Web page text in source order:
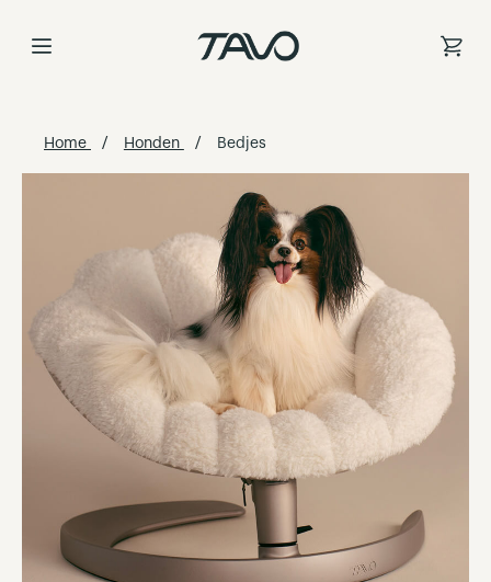
naar
Home Honden Bedjes